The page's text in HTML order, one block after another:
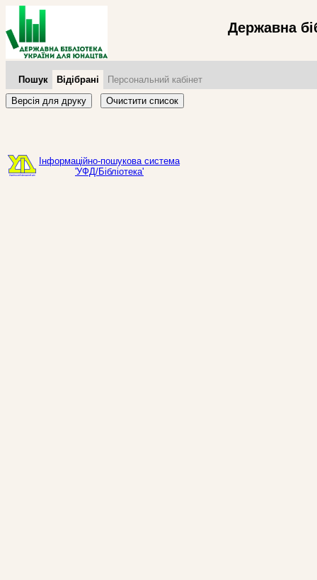
Державна
Пошук Відібрані
Персональний кабінет
Версія для друку
Очистити список
Інформаційно-пошукова система
'УФД/Бібліотека'